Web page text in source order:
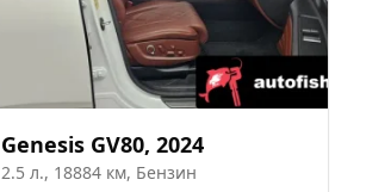
Genesis GV80, 2024
2.5 л., 18884 км, Бензин